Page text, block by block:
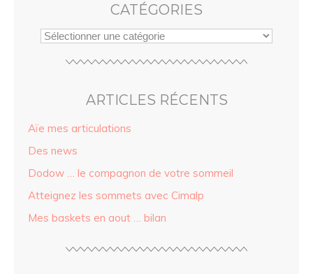
CATÉGORIES
ARTICLES RÉCENTS
Aïe mes articulations
Des news
Dodow … le compagnon de votre sommeil
Atteignez les sommets avec Cimalp
Mes baskets en aout … bilan